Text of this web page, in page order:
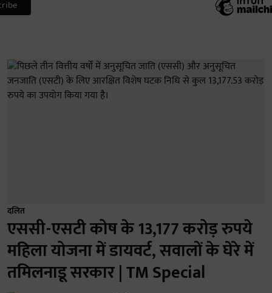
दलित
एससी-एसटी कोष के 13,177 करोड़ रुपये
महिला योजना में डायवर्ट, सवालों के घेरे में
तमिलनाडू सरकार | TM Special